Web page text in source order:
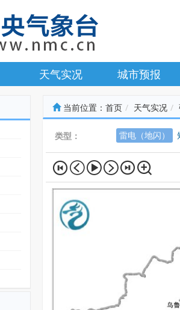
天气实况 城市预报
当前位置： 首页 天气实况
类型： 雷电（地闪）